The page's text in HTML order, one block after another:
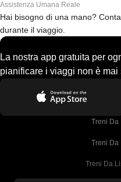
Assistenza Umana Reale
Hai bisogno di una mano?
durante il viaggio.
La nostra app gratuita per
pianificare i viaggi non è mai
Treni Da
Treni Da
Treni Da